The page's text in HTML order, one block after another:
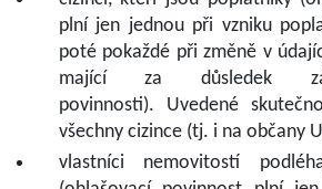
plní jen jednou při vzniku
poté pokaždé při změně v
mající za důsledek
povinnosti). Uvedené
všechny cizince (tj. i na občany
vlastníci nemovitostí